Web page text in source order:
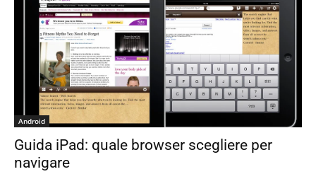
Android
Guida iPad: quale browser scegliere per
navigare